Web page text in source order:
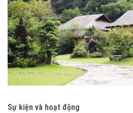
Sự kiện và hoạt động